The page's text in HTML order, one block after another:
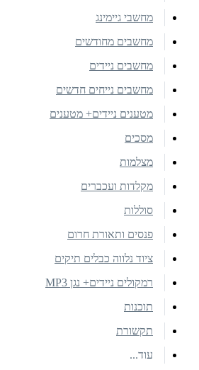
מחשבי גיימינג
מחשבים מחודשים
מחשבים ניידים
מחשבים נייחים חדשים
מטענים ניידים+ מטענים
מסכים
מצלמות
מקלדות ועכברים
סוללות
פנסים ותאורת חרום
ציוד נלווה כבלים תיקים
רמקולים ניידים+ נגן MP3
תוכנות
תקשורת
עוד...